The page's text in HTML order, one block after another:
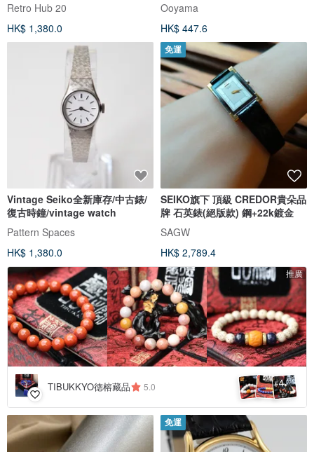
Retro Hub 20
HK$ 1,380.0
Ooyama
HK$ 447.6
Vintage Seiko全新庫存/中古錶/
復古時鐘/vintage watch
Pattern Spaces
HK$ 1,380.0
免運
SEIKO旗下 頂級 CREDOR貴朵品
牌 石英錶(絕版款) 鋼+22k鍍金
SAGW
HK$ 2,789.4
推廣
TIBUKKYO德榕藏品 5.0 +4
免運